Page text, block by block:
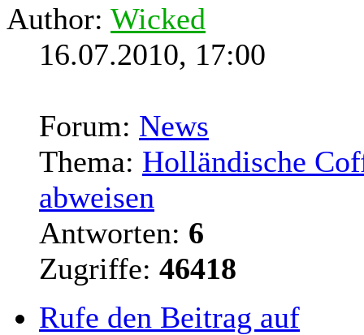
Author: Wicked
16.07.2010, 17:00
Forum: News
Thema: Holländische
abweisen
Antworten: 6
Zugriffe: 46418
Rufe den Beitrag auf